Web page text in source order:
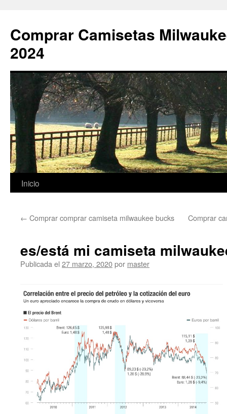
Comprar Camisetas
2024
Saltar
contenido
Inicio
← Comprar comprar camiseta milwaukee bucks Comprar
es/está mi camiseta
Publicada el 27 marzo, 2020por master